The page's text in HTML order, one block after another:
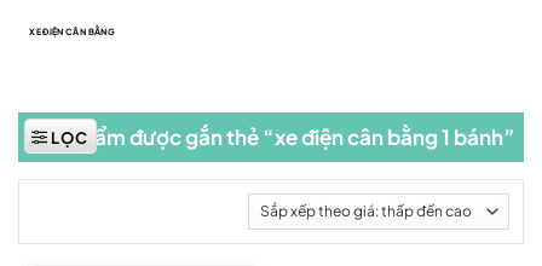
XE ĐIỆN CÂN BẰNG
Sản phẩm được gắn thẻ “xe điện cân bằng 1 bánh”
LỌC